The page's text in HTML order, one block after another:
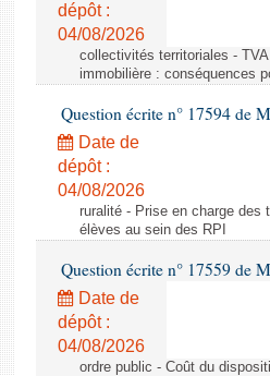
dépôt :
04/08/2026
collectivités territoriales -
immobilière : conséquences
Question écrite n° 17594 de
Date de
dépôt :
04/08/2026
ruralité - Prise en charge des
élèves au sein des RPI
Question écrite n° 17559 de
Date de
dépôt :
04/08/2026
ordre public - Coût du